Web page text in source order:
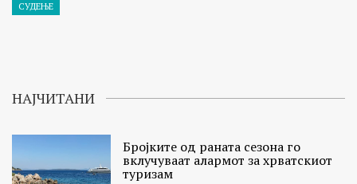
СУДЕЊЕ
НАЈЧИТАНИ
Бројките од раната сезона го
вклучуваат алармот за хрватскиот
туризам